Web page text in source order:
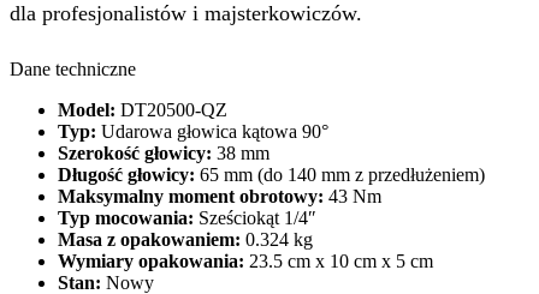
dla profesjonalistów i majsterkowiczów.
Dane techniczne
Model: DT20500-QZ
Typ: Udarowa głowica kątowa 90°
Szerokość głowicy: 38 mm
Długość głowicy: 65 mm (do 140 mm z przedłużeniem)
Maksymalny moment obrotowy: 43 Nm
Typ mocowania: Sześciokąt 1/4″
Masa z opakowaniem: 0.324 kg
Wymiary opakowania: 23.5 cm x 10 cm x 5 cm
Stan: Nowy